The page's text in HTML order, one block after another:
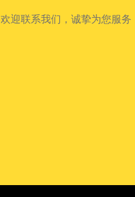
欢迎联系我们，诚挚为您服务